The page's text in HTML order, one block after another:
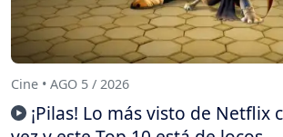
Cine • AGO 5 / 2026
¡Pilas! Lo más visto de Netflix